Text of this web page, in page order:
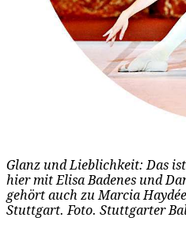
Glanz und Lieblichkeit: Das
hier mit Elisa Badenes und
gehört auch zu Marcia
Stuttgart. Foto. Stuttgarter